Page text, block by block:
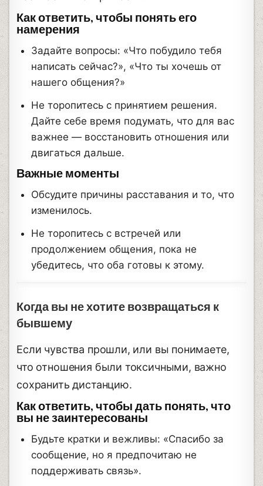
Как ответить, чтобы понять его
намерения
Задайте вопросы: «Что побудило тебя
написать сейчас?», «Что ты хочешь от
нашего общения?»
Не торопитесь с принятием решения.
Дайте себе время подумать, что для вас
важнее — восстановить отношения или
двигаться дальше.
Важные моменты
Обсудите причины расставания и то, что
изменилось.
Не торопитесь с встречей или
продолжением общения, пока не
убедитесь, что оба готовы к этому.
Когда вы не хотите возвращаться к
бывшему
Если чувства прошли, или вы понимаете,
что отношения были токсичными, важно
сохранить дистанцию.
Как ответить, чтобы дать понять, что
вы не заинтересованы
Будьте кратки и вежливы: «Спасибо за
сообщение, но я предпочитаю не
поддерживать связь».